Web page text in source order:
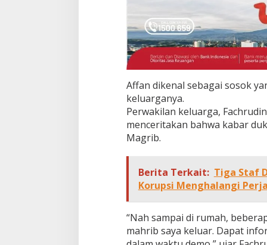
Affan dikenal sebagai sosok
keluarganya.
Perwakilan keluarga,
menceritakan bahwa kabar
Magrib.
Berita Terkait: Tiga Staf
Korupsi Menghalangi
“Nah sampai di rumah,
mahrib saya keluar. Dapat